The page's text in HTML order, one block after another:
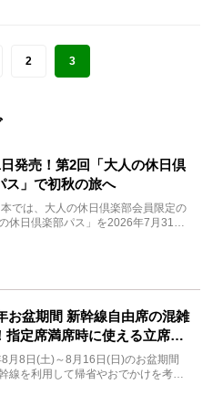
2 3
発売！第2回「大人の休日倶
ス」で初秋の旅へ
では、大人の休日倶楽部会員限定の
の休日倶楽部パス」を2026年7月31日
お盆期間 新幹線自由席の混雑
指定席満席時に使える立席特
解説
月8日(土)～8月16日(日)のお盆期間
線を利用して帰省やおでかけを考え